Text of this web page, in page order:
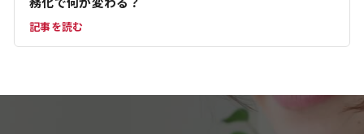
記事を読む